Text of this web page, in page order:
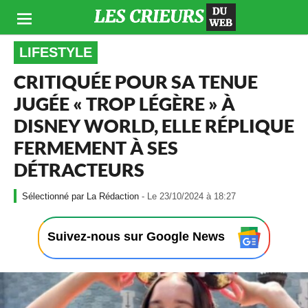
LIFESTYLE
CRITIQUÉE POUR SA TENUE
JUGÉE « TROP LÉGÈRE » À
DISNEY WORLD, ELLE RÉPLIQUE
FERMEMENT À SES
DÉTRACTEURS
La Rédaction - Le 23/10/2024 à 18:27
2
3
/
1
0
/
Suivez-nous sur Google News